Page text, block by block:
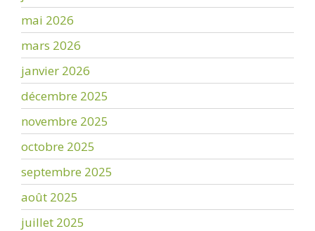
mai 2026
mars 2026
janvier 2026
décembre 2025
novembre 2025
octobre 2025
septembre 2025
août 2025
juillet 2025